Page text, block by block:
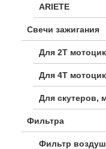
ARIETE
Свечи зажигания
Для 2Т
Для 4Т
Для скутеров,
Фильтра
Фильтр